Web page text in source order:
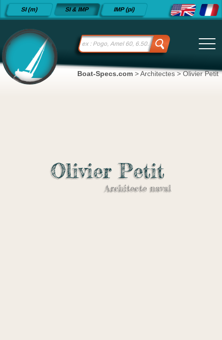
Fiches
techniques
depuis
2015
SI (m) SI & IMP IMP (pi)
Boat-Specs.com >Architectes >Olivier Petit
Olivier Petit
Architecte naval